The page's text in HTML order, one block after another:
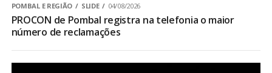
POMBAL E REGIÃO SLIDE 04/08/2026
PROCON de Pombal registra na telefonia o maior
número de reclamações